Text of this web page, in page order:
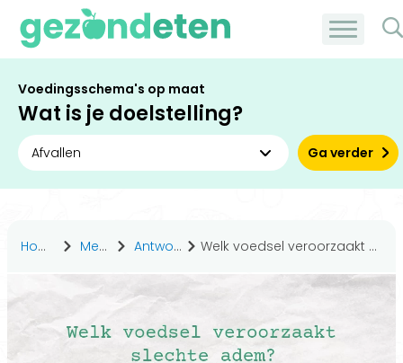
Voedingsschema's op maat
Wat is je doelstelling?
Ga verder
Home Medisch Antwoorden Welk voedsel veroorzaakt slechte adem?